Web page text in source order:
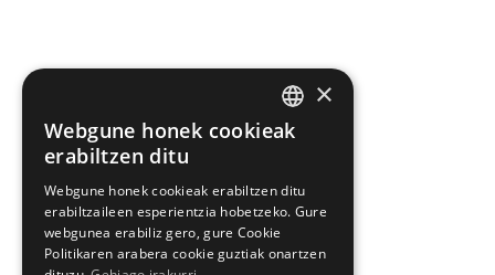
BASQUE
×
Webgune honek cookieak
erabiltzen ditu
Webgune honek cookieak erabiltzen ditu
erabiltzaileen esperientzia hobetzeko. Gure
webgunea erabiliz gero, gure Cookie
Politikaren arabera cookie guztiak onartzen